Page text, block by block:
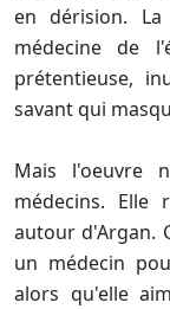
en dérision.
médecine de
prétentieuse,
savant qui
Mais l'oeuvre
médecins. Elle
autour d'Argan.
un médecin
alors qu'elle